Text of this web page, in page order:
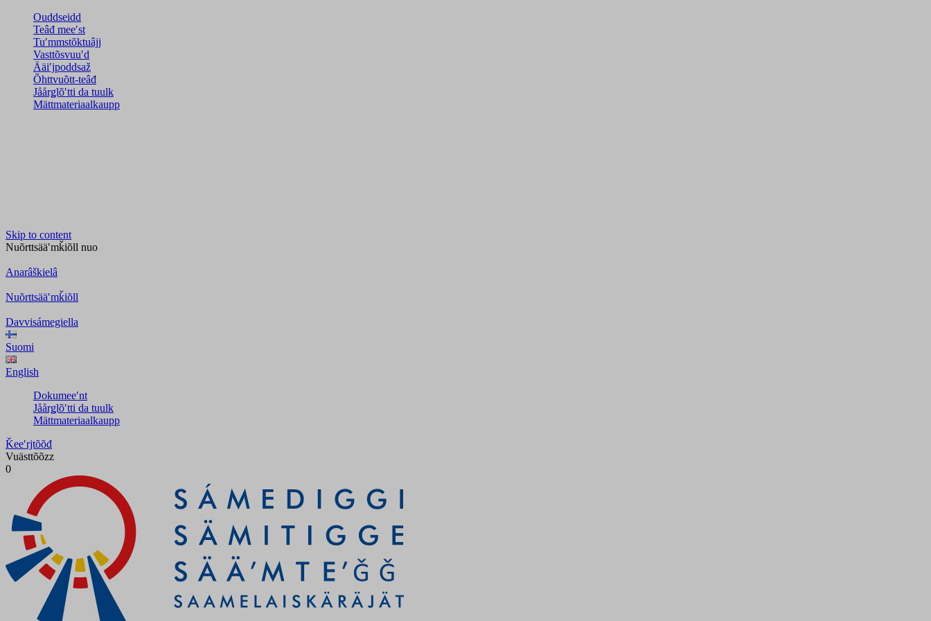
Ouddseidd
Teâđ meeʹst
Tuʹmmstõktuâjj
Vasttõsvuuʹd
Ääiʹjpoddsaž
Õhttvuõtt-teâđ
Jåårǥlõʹtti da tuulk
Mättmateriaalkaupp
Skip to content
Nuõrttsääʹmǩiõll nuo
Anarâškielâ
Nuõrttsääʹmǩiõll
Davvisámegiella
Suomi
English
Dokumeeʹnt
Jåårǥlõʹtti da tuulk
Mättmateriaalkaupp
Ǩeeʹrjtõõđ
Vuästtõõzz
0